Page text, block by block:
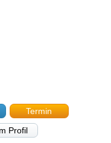
Termin
Profil